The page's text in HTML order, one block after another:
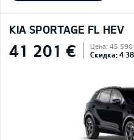
KIA SPORTAGE FL HEV
41 201 € Цена: 45 590
Скидка: 4